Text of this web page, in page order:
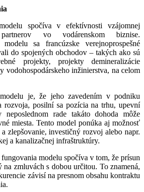
spočíva v efektívnosti vzájomnej
vo vodárenskom biznise.
sa francúzske verejnoprospešné
do spojených obchodov – takých ako sú
projekty, projekty demineralizácie
vodohospodárskeho inžinierstva, na celom
je, že jeho zavedením v podniku
rozvoja, posilní sa pozícia na trhu, upevní
rade takáto dohoda môže
miesta. Tento model ponúka aj možnosť
zlepšovanie, investičný rozvoj alebo napr.
a kanalizačnej infraštruktúry.
modelu spočíva v tom, že prísun
na zmluvách s dobou určitou. To znamená,
závisí na presnom obsahu kontraktu